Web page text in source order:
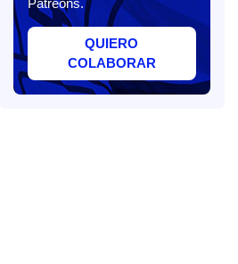
Patreons.
QUIERO
COLABORAR